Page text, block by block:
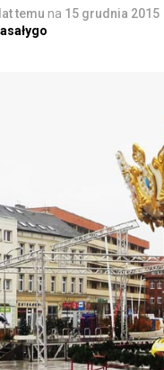
temu na 15 grudnia 2015